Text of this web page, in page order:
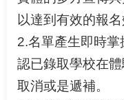
以達到有效的報
2.名單產生即時
認已錄取學校在
取消或是遞補。